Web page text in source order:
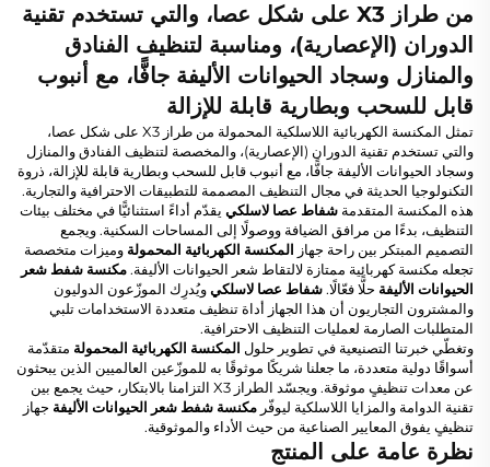
من طراز X3 على شكل عصا، والتي تستخدم تقنية
الدوران (الإعصارية)، ومناسبة لتنظيف الفنادق
والمنازل وسجاد الحيوانات الأليفة جافًّا، مع أنبوب
قابل للسحب وبطارية قابلة للإزالة
تمثل المكنسة الكهربائية اللاسلكية المحمولة من طراز X3 على شكل عصا،
والتي تستخدم تقنية الدوران (الإعصارية)، والمخصصة لتنظيف الفنادق والمنازل
وسجاد الحيوانات الأليفة جافًّا، مع أنبوب قابل للسحب وبطارية قابلة للإزالة، ذروة
التكنولوجيا الحديثة في مجال التنظيف المصممة للتطبيقات الاحترافية والتجارية.
هذه المكنسة المتقدمة شفاط عصا لاسلكي يقدّم أداءً استثنائيًّا في مختلف بيئات
التنظيف، بدءًا من مرافق الضيافة ووصولًا إلى المساحات السكنية. ويجمع
التصميم المبتكر بين راحة جهاز المكنسة الكهربائية المحمولة وميزات متخصصة
تجعله مكنسة كهربائية ممتازة لالتقاط شعر الحيوانات الأليفة.مكنسة شفط شعر
الحيوانات الأليفة حلًّا فعّالًا.شفاط عصا لاسلكيويُدرِك الموزّعون الدوليون
والمشترون التجاريون أن هذا الجهاز أداة تنظيف متعددة الاستخدامات تلبي
المتطلبات الصارمة لعمليات التنظيف الاحترافية.
وتغطّي خبرتنا التصنيعية في تطوير حلول المكنسة الكهربائية المحمولة متقدّمة
أسواقًا دولية متعددة، ما جعلنا شريكًا موثوقًا به للموزّعين العالميين الذين يبحثون
عن معدات تنظيفٍ موثوقة. ويجسّد الطراز X3 التزامنا بالابتكار، حيث يجمع بين
تقنية الدوامة والمزايا اللاسلكية ليوفّر مكنسة شفط شعر الحيوانات الأليفة جهاز
تنظيفٍ يفوق المعايير الصناعية من حيث الأداء والموثوقية.
نظرة عامة على المنتج